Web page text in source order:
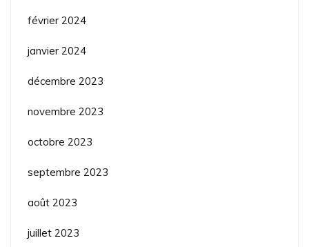
février 2024
janvier 2024
décembre 2023
novembre 2023
octobre 2023
septembre 2023
août 2023
juillet 2023